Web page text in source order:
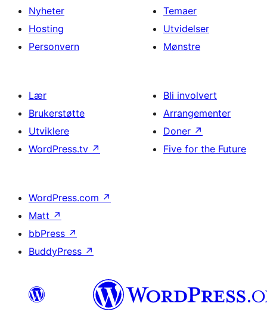
Nyheter
Hosting
Personvern
Temaer
Utvidelser
Mønstre
Lær
Brukerstøtte
Utviklere
WordPress.tv ↗
Bli involvert
Arrangementer
Doner ↗
Five for the Future
WordPress.com ↗
Matt ↗
bbPress ↗
BuddyPress ↗